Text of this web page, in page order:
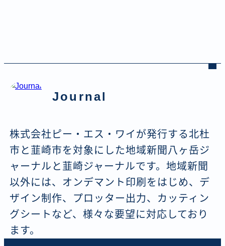
Journal
株式会社ピー・エス・ワイが発行する北杜
市と韮崎市を対象にした地域新聞八ヶ岳ジ
ャーナルと韮崎ジャーナルです。地域新聞
以外には、オンデマント印刷をはじめ、デ
ザイン制作、プロッター出力、カッティン
グシートなど、様々な要望に対応しており
ます。